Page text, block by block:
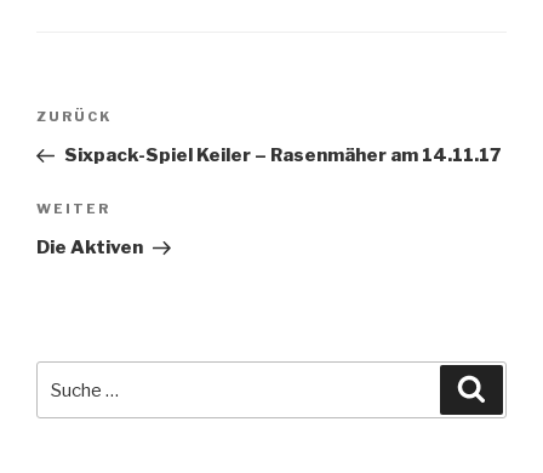
Beitrags-
Vorheriger
Beitrag
ZURÜCK
Sixpack-Spiel Keiler – Rasenmäher am 14.11.17
Nächster
Beitrag
WEITER
Die Aktiven